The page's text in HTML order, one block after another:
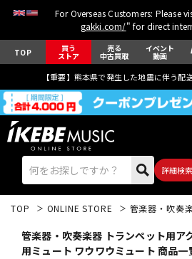
For Overseas Customers: Please
gakki.com/" for direct
TOP 買う
ストア
売る
中古買取
イベント
動画
【重要】熊本県で発生した地震に伴う配
詳細検索
TOP ONLINE STORE 管楽器・吹奏
管楽器・吹奏楽器 トランペット用ア
用ミュート ワウワウミュート 商品一